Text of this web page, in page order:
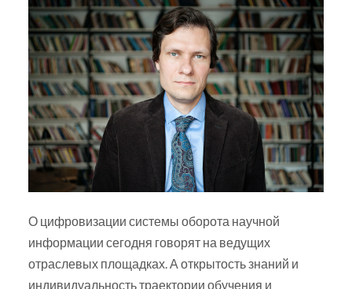
О цифровизации системы оборота научной
информации сегодня говорят на ведущих
отраслевых площадках. А открытость знаний и
индивидуальность траектории обучения и